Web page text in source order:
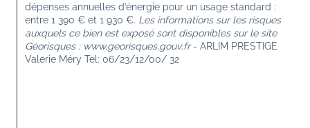
dépenses annuelles d’énergie pour un usage standard :
entre 1 390 € et 1 930 €. Les informations sur les risques
auxquels ce bien est exposé sont disponibles sur le site
Géorisques : www.georisques.gouv.fr - ARLIM PRESTIGE
Valerie Méry Tel: 06/23/12/00/ 32